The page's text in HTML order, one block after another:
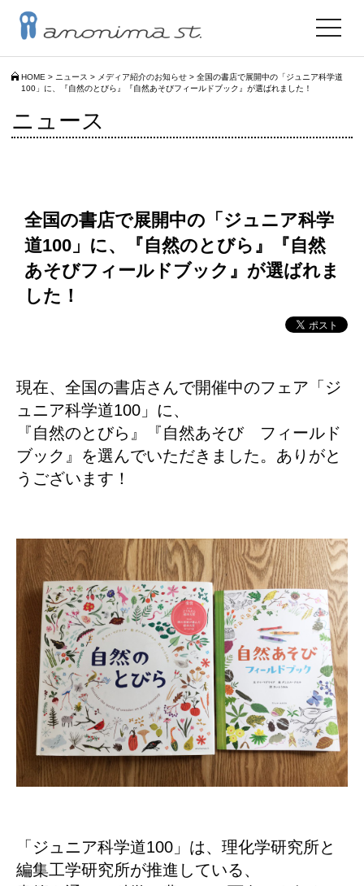
HOME > ニュース > メディア紹介のお知らせ > 全国の書店で展開中の「ジュニア科学道
100」に、『自然のとびら』『自然あそびフィールドブック』が選ばれました！
toggle
ニュース
全国の書店で展開中の「ジュニア科学
道100」に、『自然のとびら』『自然
あそびフィールドブック』が選ばれま
した！
現在、全国の書店さんで開催中のフェア「ジ
ュニア科学道100」に、
『自然のとびら』『自然あそび フィールド
ブック』を選んでいただきました。ありがと
うございます！
「ジュニア科学道100」は、理化学研究所と
編集工学研究所が推進している、